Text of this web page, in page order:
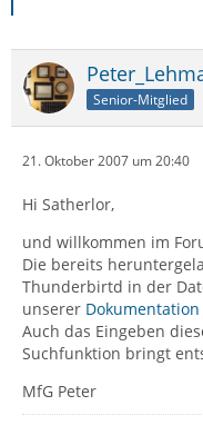
Senior-Mitglied
21. Oktober 2007 um 20:40
Hi Satherlor,
und willkommen im
Die bereits
Thunderbirtd in der
unserer Dokumentation
Auch das Eingeben
Suchfunktion bringt
MfG Peter